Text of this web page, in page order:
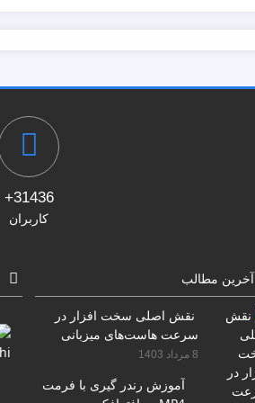
31436+
کاربران
آخرین مطالب
نقش اصلی سخت افزار در
سرعت هاست‌های میزبانی
سایت
8 مرداد 1403
آموزش رندر گیری با فرمت